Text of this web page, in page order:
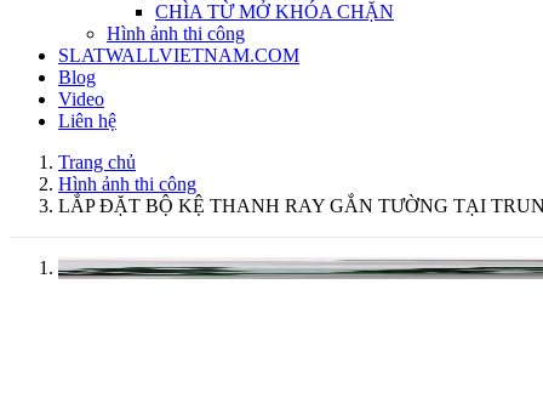
CHÌA TỪ MỞ KHÓA CHẶN
Hình ảnh thi công
SLATWALLVIETNAM.COM
Blog
Video
Liên hệ
Trang chủ
Hình ảnh thi công
LẮP ĐẶT BỘ KỆ THANH RAY GẮN TƯỜNG TẠI